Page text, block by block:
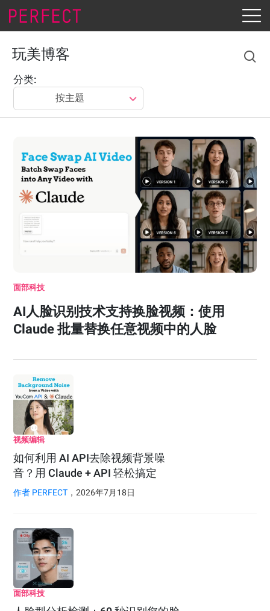
玩美博客
分类:
按主题
面部科技
AI人脸识别技术支持换脸视频：使用
Claude 批量替换任意视频中的人脸
视频编辑
如何利用 AI API去除视频背景噪
音？用 Claude + API 轻松搞定
作者 PERFECT ，2026年7月18日
面部科技